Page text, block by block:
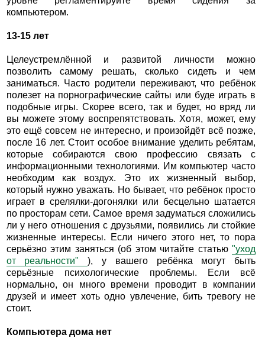
компьютером.
13-15 лет
Целеустремлённой и развитой личности можно
позволить самому решать, сколько сидеть и чем
заниматься. Часто родители переживают, что ребёнок
полезет на порнографические сайты или буде играть в
подобные игры. Скорее всего, так и будет, но вряд ли
вы можете этому воспрепятствовать. Хотя, может, ему
это ещё совсем не интересно, и произойдёт всё позже,
после 16 лет. Стоит особое внимание уделить ребятам,
которые собираются свою профессию связать с
информационными технологиями. Им компьютер часто
необходим как воздух. Это их жизненный выбор,
который нужно уважать. Но бывает, что ребёнок просто
играет в срелялки-догонялки или бесцельно шатается
по просторам сети. Самое время задуматься сложились
ли у него отношения с друзьями, появились ли стойкие
жизненные интересы. Если ничего этого нет, то пора
серьёзно этим заняться (об этом читайте статью"уход
от реальности"), у вашего ребёнка могут быть
серьёзные психологические проблемы. Если всё
нормально, он много времени проводит в компании
друзей и имеет хоть одно увлечение, бить тревогу не
стоит.
Компьютера дома нет